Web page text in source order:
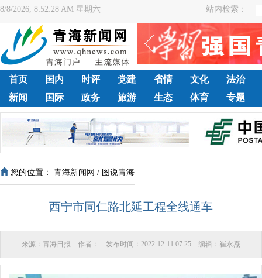
8/8/2026, 8:52:28 AM 星期六 站内检索：
首页 国内 时评 党建 省情 文化
法治
新闻
国际 政务 旅游 生态 体育 专题
您的位置： 青海新闻网 / 图说青海
西宁市同仁路北延工程全线通车
来源： 青海日报 作者： 发布时间： 2022-12-11 07:25 编辑： 崔永焘